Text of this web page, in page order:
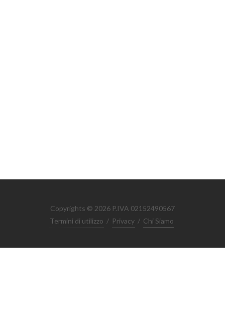
Copyrights © 2026 P.IVA 02152490567
Termini di utilizzo / Privacy / Chi Siamo